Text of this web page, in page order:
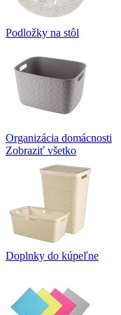
Podložky na stôl
Organizácia domácnosti
Zobraziť všetko
Doplnky do kúpeľne